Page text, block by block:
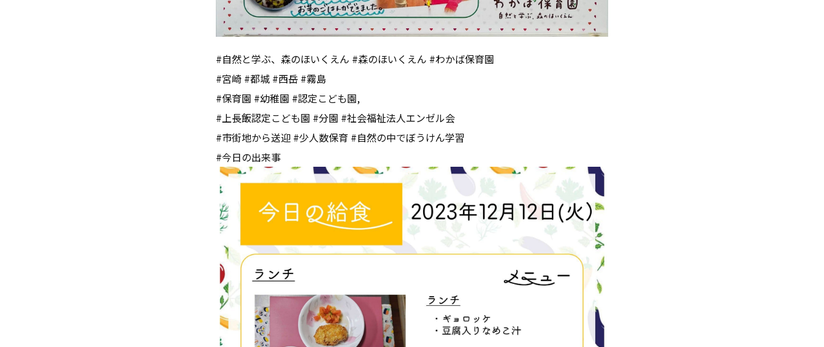
#自然と学ぶ、森のほいくえん #森のほいくえん #わかば保育園
#宮崎 #都城 #西岳 #霧島
#保育園 #幼稚園 #認定こども園,
#上長飯認定こども園 #分園 #社会福祉法人エンゼル会
#市街地から送迎 #少人数保育 #自然の中でぼうけん学習
#今日の出来事